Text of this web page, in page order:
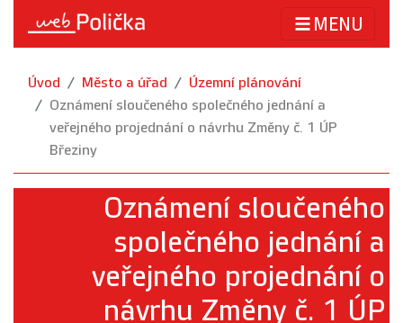
MENU
Úvod Město a úřad
Územní plánování
Oznámení sloučeného společného jednání a
veřejného projednání o návrhu Změny č. 1 ÚP
Březiny
Oznámení sloučeného
společného jednání a
veřejného projednání o
návrhu Změny č. 1 ÚP